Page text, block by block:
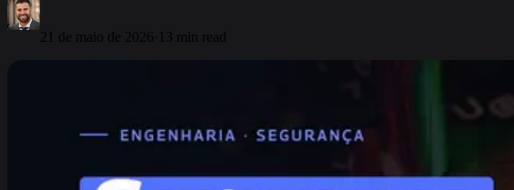
21 de maio de 2026· 13 min read